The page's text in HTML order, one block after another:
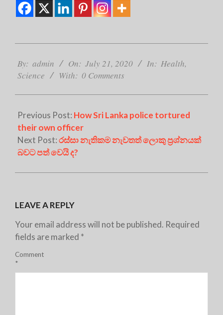
07-
21
By: admin On: July 21, 2020 In: Health,
Science
With: 0 Comments
Previous Post: How Sri Lanka police tortured
their own officer
Next Post:රස්සා නැතිකම නැවතත් ලොකු ප්‍රශ්නයක්
බවට පත් වෙයි ද?
LEAVE A REPLY
Your email address will not be published. Required
fields are marked *
Comment
*